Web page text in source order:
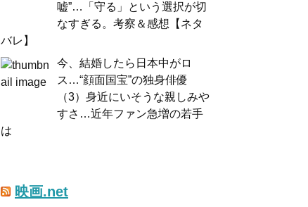
嘘”…「守る」という選択が切
なすぎる。考察＆感想【ネタ
バレ】
今、結婚したら日本中がロ
ス…“顔面国宝”の独身俳優
（3）身近にいそうな親しみや
すさ…近年ファン急増の若手
は
映画.net